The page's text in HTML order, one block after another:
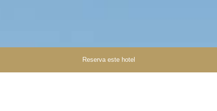
Reserva este hotel